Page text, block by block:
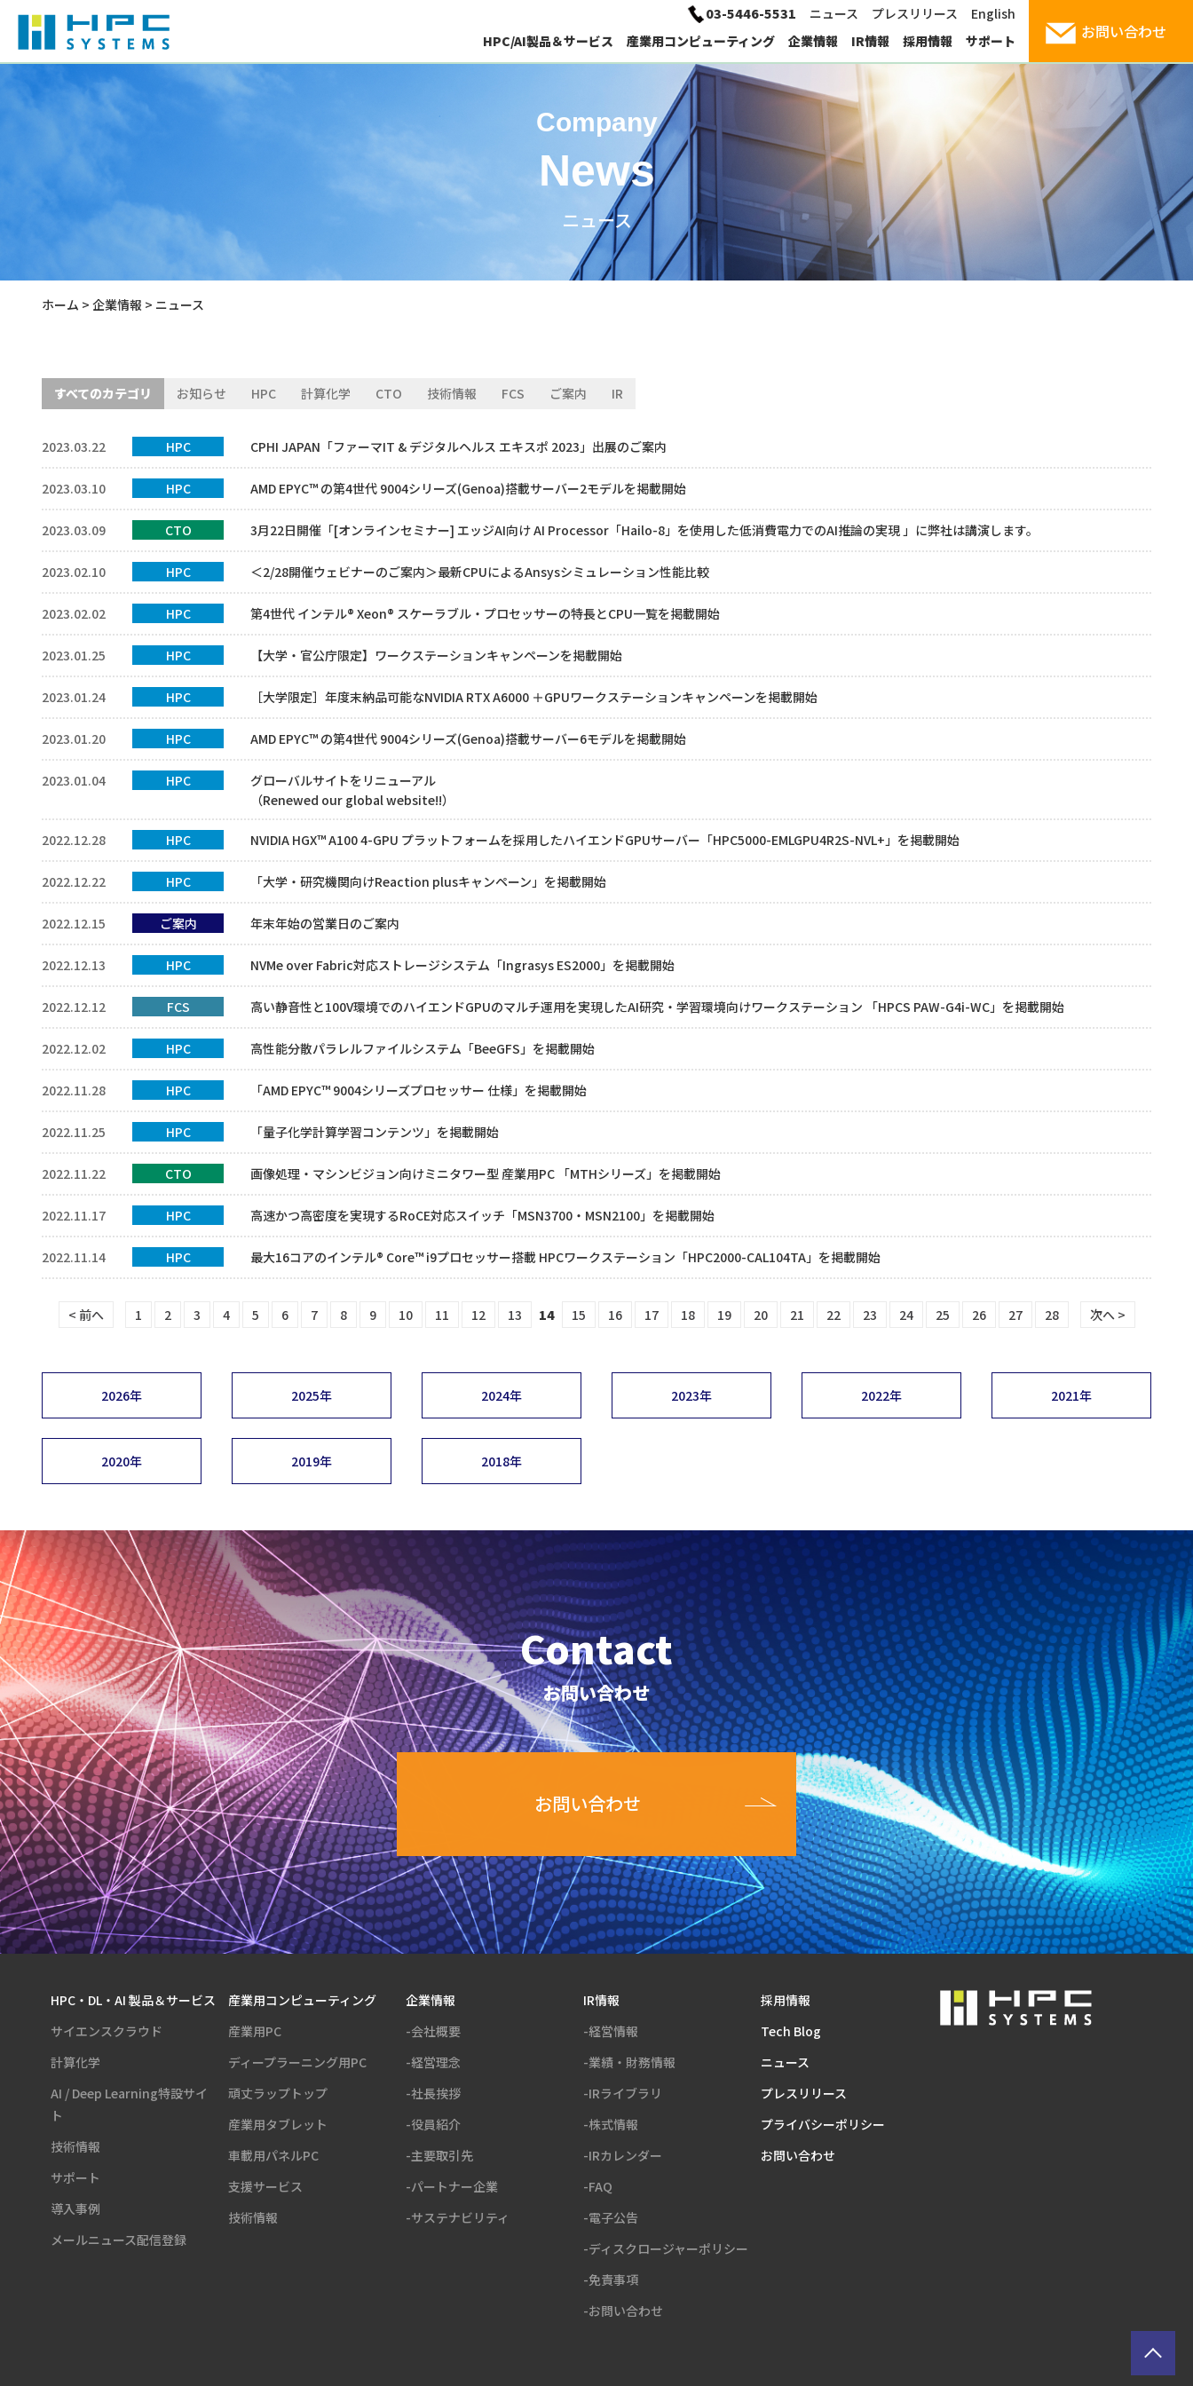
03-5446-5531 ニュース プレスリリース
English
HPC/AI製品＆サービス
サイエンスクラウド
計算化学 AI / Deep Learning特設サイト お見積りシミュレーション
分散ファイルシステム
産業用コンピューティング
ディープラーニング用PC 頑丈ラップトップ
産業用タブレット 車載用パネルPC 支援サービス
技術情報
企業情報
役員紹介 主要取引先 パートナー企業
サステナビリティ
IR情報 採用情報 サポート
HPC/AI向けコンピューティング 産業用コンピューティング
お問い合わせ
Company
News
ニュース
ホーム > 企業情報 > ニュース
すべてのカテゴリ お知らせ HPC 計算化学 CTO 技術情報 FCS ご案内 IR
2023.03.22 HPC CPHI JAPAN「ファーマIT & デジタルヘルス エキスポ 2023」出展のご案内
2023.03.10 HPC AMD EPYC™ の第4世代 9004シリーズ(Genoa)搭載サーバー2モデルを掲載開始
2023.03.09 CTO 3月22日開催「[オンラインセミナー] エッジAI向け AI Processor「Hailo-8」を使用した低消費電力でのAI推論の実現 」に弊社は講演します。
2023.02.10 HPC ＜2/28開催ウェビナーのご案内＞最新CPUによるAnsysシミュレーション性能比較
2023.02.02 HPC 第4世代 インテル® Xeon® スケーラブル・プロセッサーの特長とCPU一覧を掲載開始
2023.01.25 HPC 【大学・官公庁限定】ワークステーションキャンペーンを掲載開始
2023.01.24 HPC ［大学限定］年度末納品可能なNVIDIA RTX A6000 ＋GPUワークステーションキャンペーンを掲載開始
2023.01.20 HPC AMD EPYC™ の第4世代 9004シリーズ(Genoa)搭載サーバー6モデルを掲載開始
2023.01.04 HPC
グローバルサイトをリニューアル
（Renewed our global website!!）
2022.12.28 HPC NVIDIA HGX™ A100 4-GPU プラットフォームを採用したハイエンドGPUサーバー「HPC5000-EMLGPU4R2S-NVL+」を掲載開始
2022.12.22 HPC 「大学・研究機関向けReaction plusキャンペーン」を掲載開始
2022.12.15 ご案内 年末年始の営業日のご案内
2022.12.13 HPC NVMe over Fabric対応ストレージシステム「Ingrasys ES2000」を掲載開始
2022.12.12 FCS 高い静音性と100V環境でのハイエンドGPUのマルチ運用を実現したAI研究・学習環境向けワークステーション 「HPCS PAW-G4i-WC」を掲載開始
2022.12.02 HPC 高性能分散パラレルファイルシステム「BeeGFS」を掲載開始
2022.11.28 HPC 「AMD EPYC™ 9004シリーズプロセッサー 仕様」を掲載開始
2022.11.25 HPC 「量子化学計算学習コンテンツ」を掲載開始
2022.11.22 CTO 画像処理・マシンビジョン向けミニタワー型 産業用PC 「MTHシリーズ」を掲載開始
2022.11.17 HPC 高速かつ高密度を実現するRoCE対応スイッチ「MSN3700・MSN2100」を掲載開始
2022.11.14 HPC 最大16コアのインテル® Core™ i9プロセッサー搭載 HPCワークステーション「HPC2000-CAL104TA」を掲載開始
< 前へ 1 2 3 4 5 6 7 8 9 10 11 12 13 14 15 16 17 18 19 20 21 22 23 24 25 26 27 28 次へ >
2026年 2025年 2024年 2023年 2022年 2021年
2020年 2019年 2018年
Contact
お問い合わせ
お問い合わせ
HPC・DL・AI 製品＆サービス
サイエンスクラウド
計算化学
AI / Deep Learning特設サイ
ト
技術情報
サポート
導入事例
メールニュース配信登録
産業用コンピューティング
産業用PC
ディープラーニング用PC
頑丈ラップトップ
産業用タブレット
車載用パネルPC
支援サービス
技術情報
企業情報
-会社概要
-経営理念
-社長挨拶
-役員紹介
-主要取引先
-パートナー企業
-サステナビリティ
IR情報
-経営情報
-業績・財務情報
-IRライブラリ
-株式情報
-IRカレンダー
-FAQ
-電子公告
-ディスクロージャーポリシー
-免責事項
-お問い合わせ
採用情報
Tech Blog
ニュース
プレスリリース
プライバシーポリシー
お問い合わせ